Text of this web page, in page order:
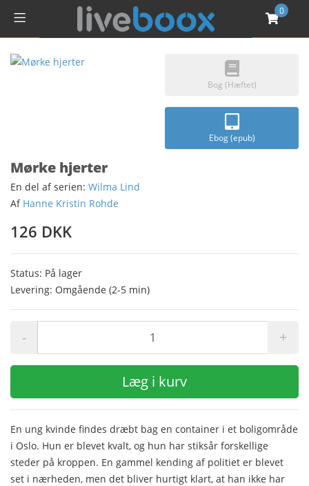
0
Bog (Hæftet)
Ebog (epub)
Mørke hjerter
En del af serien: Wilma Lind
Af Hanne Kristin Rohde
126 DKK
Status: På lager
Levering: Omgående (2-5 min)
- +
Læg i kurv
En ung kvinde findes dræbt bag en container i et boligområde
i Oslo. Hun er blevet kvalt, og hun har stiksår forskellige
steder på kroppen. En gammel kending af politiet er blevet
set i nærheden, men det bliver hurtigt klart, at han ikke har